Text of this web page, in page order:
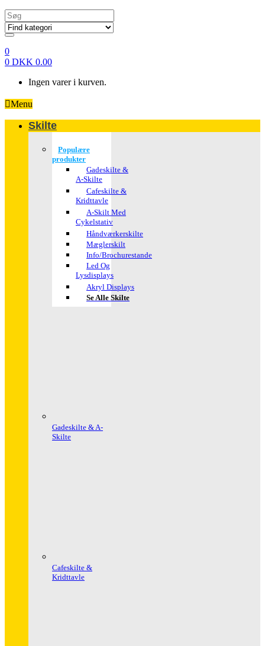
Search
for:
0
0 DKK 0.00
Ingen varer i kurven.
Menu
Skilte
Populære
produkter
Gadeskilte &
A-Skilte
Cafeskilte &
Kridttavle
A-Skilt Med
Cykelstativ
Håndværkerskilte
Mæglerskilt
Info/brochurestande
Led Og
Lysdisplays
Akryl Displays
Se Alle Skilte
Gadeskilte & A-
Skilte
Cafeskilte &
Kridttavle